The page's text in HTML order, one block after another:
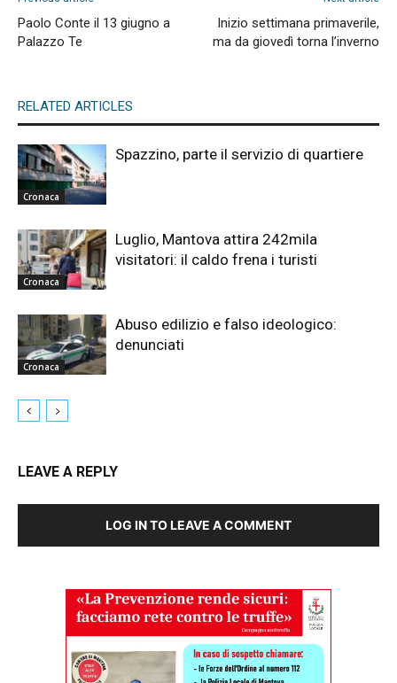
Paolo Conte il 13 giugno a
Palazzo Te
Inizio settimana primaverile,
ma da giovedì torna l’inverno
RELATED ARTICLES
Cronaca
Spazzino, parte il servizio di quartiere
Cronaca
Luglio, Mantova attira 242mila
visitatori: il caldo frena i turisti
Cronaca
Abuso edilizio e falso ideologico:
denunciati
LEAVE A REPLY
LOG IN TO LEAVE A COMMENT